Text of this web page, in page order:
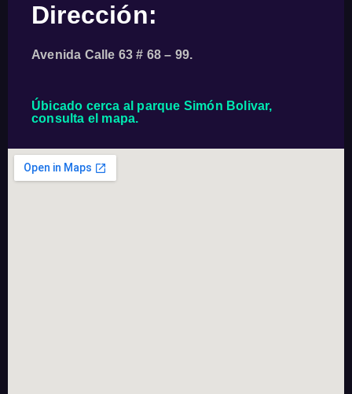
Dirección:
Avenida Calle 63 # 68 – 99.
Úbicado cerca al parque Simón Bolivar,
consulta el mapa.